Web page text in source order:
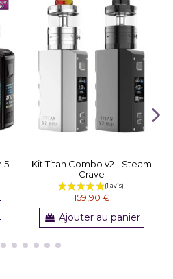
5
Kit Titan Combo v2 - Steam
Crave
159,90 €
Ajouter au panier